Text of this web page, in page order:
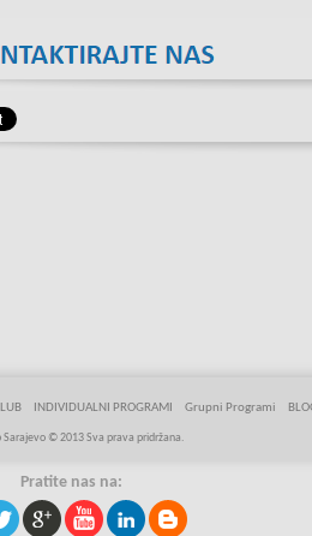
INDIVIDUALNI PROGRAMI Grupni Programi
Sarajevo © 2013 Sva prava pridržana.
Pratite nas na: